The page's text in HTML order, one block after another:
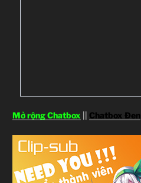
Mở rộng Chatbox Chatbox Đen